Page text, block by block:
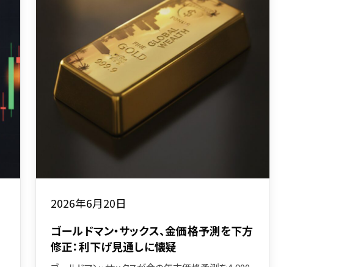
2026年6月20日
ゴールドマン・サックス、金価格予測を下方
修正：利下げ見通しに懐疑